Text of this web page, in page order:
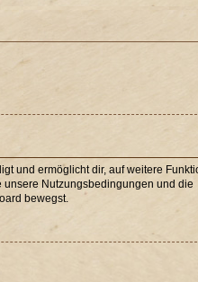
und ermöglicht dir, auf weitere
unsere Nutzungsbedingungen und die
bewegst.